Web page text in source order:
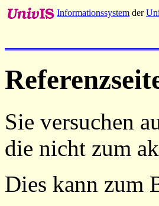
Informationssystem der
Sie versuchen
die nicht zum
Dies kann zum